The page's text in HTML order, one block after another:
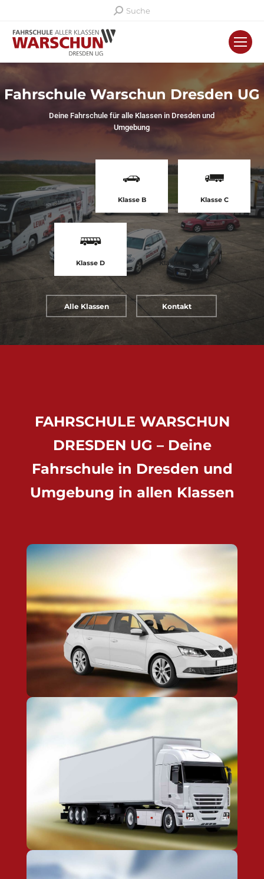
Search:
Suche
Fahrschule Warschun Dresden UG
Deine Fahrschule für alle Klassen in Dresden und
Umgebung
Alle Klassen
Klasse B Klasse C
Klasse D Klasse T
Kontakt
FAHRSCHULE WARSCHUN
DRESDEN UG – Deine
Fahrschule in Dresden und
Umgebung in allen Klassen
Fahrerlaubnis Klasse B
JETZT ANSEHEN
Fahrerlaubnis Klasse C